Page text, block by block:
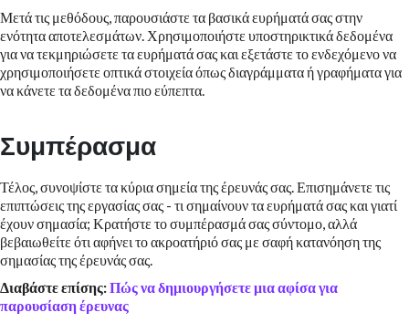
Μετά τις μεθόδους, παρουσιάστε τα βασικά ευρήματά σας στην
ενότητα αποτελεσμάτων. Χρησιμοποιήστε υποστηρικτικά δεδομένα
για να τεκμηριώσετε τα ευρήματά σας και εξετάστε το ενδεχόμενο να
χρησιμοποιήσετε οπτικά στοιχεία όπως διαγράμματα ή γραφήματα για
να κάνετε τα δεδομένα πιο εύπεπτα.
Συμπέρασμα
Τέλος, συνοψίστε τα κύρια σημεία της έρευνάς σας. Επισημάνετε τις
επιπτώσεις της εργασίας σας - τι σημαίνουν τα ευρήματά σας και γιατί
έχουν σημασία; Κρατήστε το συμπέρασμά σας σύντομο, αλλά
βεβαιωθείτε ότι αφήνει το ακροατήριό σας με σαφή κατανόηση της
σημασίας της έρευνάς σας.
Διαβάστε επίσης:Πώς να δημιουργήσετε μια αφίσα για
παρουσίαση έρευνας